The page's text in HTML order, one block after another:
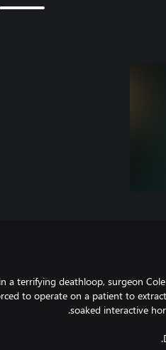
a terrifying deathloop, surgeon
to operate on a patient to